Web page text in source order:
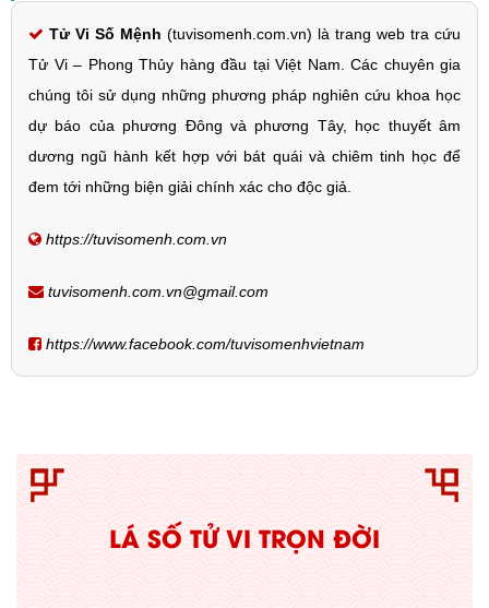
Tử Vi Số Mệnh (tuvisomenh.com.vn) là trang web tra cứu
Tử Vi – Phong Thủy hàng đầu tại Việt Nam. Các chuyên gia
chúng tôi sử dụng những phương pháp nghiên cứu khoa học
dự báo của phương Đông và phương Tây, học thuyết âm
dương ngũ hành kết hợp với bát quái và chiêm tinh học để
đem tới những biện giải chính xác cho độc giả.
https://tuvisomenh.com.vn
tuvisomenh.com.vn@gmail.com
https://www.facebook.com/tuvisomenhvietnam
LÁ SỐ TỬ VI TRỌN ĐỜI